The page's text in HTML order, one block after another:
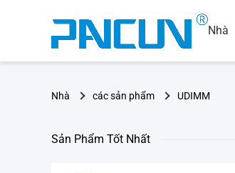
Nhà
Nhà các sản phẩm UDIMM
Sản Phẩm Tốt Nhất